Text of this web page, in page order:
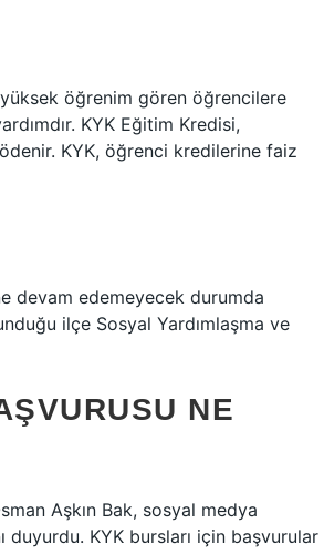
öğrenim gören öğrencilere
KYK Eğitim Kredisi,
KYK, öğrenci kredilerine faiz
devam edemeyecek durumda
ilçe Sosyal Yardımlaşma ve
NE
Aşkın Bak, sosyal medya
duyurdu. KYK bursları için başvurular